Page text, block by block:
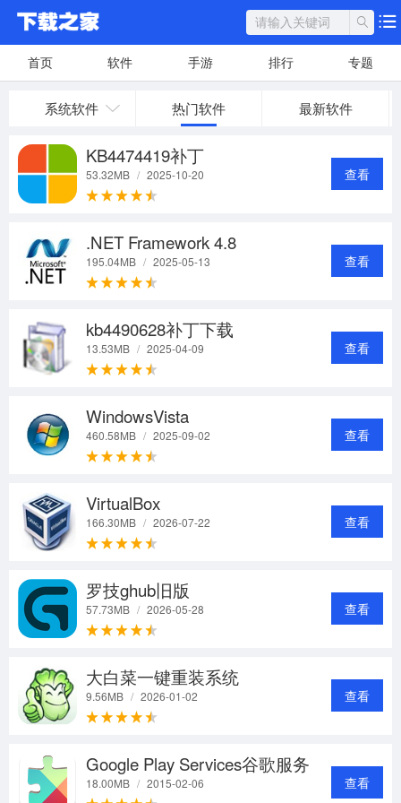
首页 软件 手游 排行 专题
系统软件 热门软件 最新软件
KB4474419补丁
53.32MB / 2025-10-20 查看
.NET Framework 4.8
195.04MB / 2025-05-13 查看
kb4490628补丁下载
13.53MB / 2025-04-09 查看
WindowsVista
460.58MB / 2025-09-02 查看
VirtualBox
166.30MB / 2026-07-22 查看
罗技ghub旧版
57.73MB / 2026-05-28 查看
大白菜一键重装系统
9.56MB / 2026-01-02 查看
Google Play Services谷歌服务
18.00MB / 2015-02-06 查看